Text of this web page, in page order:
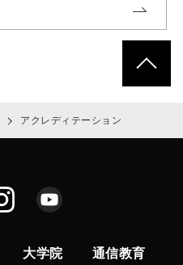
アクレディテーション
大学院 通信教育